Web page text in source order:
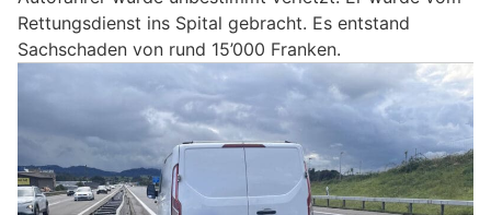
Rettungsdienst ins Spital gebracht. Es entstand
Sachschaden von rund 15’000 Franken.